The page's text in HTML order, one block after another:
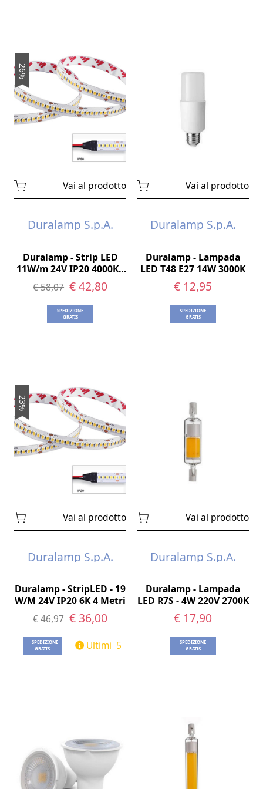
26%
Vai al prodotto
Duralamp S.p.A.
Duralamp - Strip LED
11W/m 24V IP20 4000K -
5m
€ 58,07 € 42,80
SPEDIZIONE
GRATIS
Vai al prodotto
Duralamp S.p.A.
Duralamp - Lampada
LED T48 E27 14W 3000K
€ 12,95
SPEDIZIONE
GRATIS
23%
Vai al prodotto
Duralamp S.p.A.
Duralamp - StripLED - 19
W/M 24V IP20 6K 4 Metri
€ 46,97 € 36,00
SPEDIZIONE
GRATIS
Ultimi 5
Vai al prodotto
Duralamp S.p.A.
Duralamp - Lampada
LED R7S - 4W 220V 2700K
€ 17,90
SPEDIZIONE
GRATIS